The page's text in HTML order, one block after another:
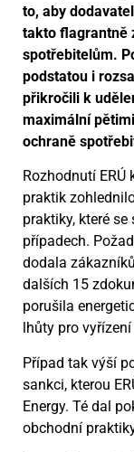
to, aby
takto flagrantně
spotřebitelům.
podstatou i
přikročili k
maximální
ochraně
Rozhodnutí
praktik
praktiky, které
případech.
dodala
dalších 15
porušila
lhůty pro
Případ tak výší
sankci, kterou
Energy. Té dal
obchodní